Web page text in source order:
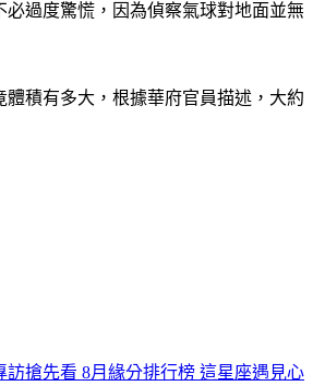
能。美軍也強調，會持續監控氣球行
過度驚慌，因為偵察氣球對地面並無
積有多大，根據華府官員描述，大約